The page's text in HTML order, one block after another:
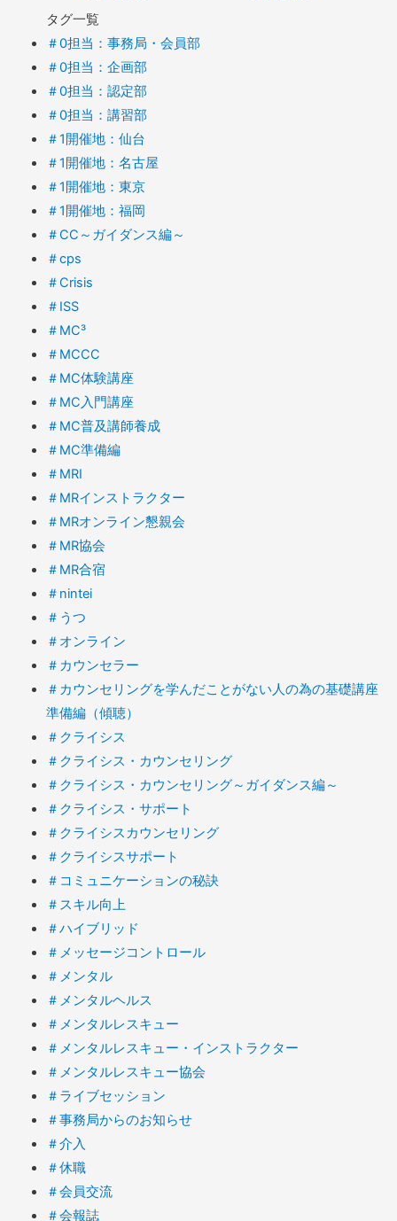
稿
ナ
ビ
ゲ
ー
シ
ョ
ン
タグ一覧
＃0担当：事務局・会員部
＃0担当：企画部
＃0担当：認定部
＃0担当：講習部
＃1開催地：仙台
＃1開催地：名古屋
＃1開催地：東京
＃1開催地：福岡
＃CC～ガイダンス編～
＃cps
＃Crisis
＃ISS
＃MC³
＃MCCC
＃MC体験講座
＃MC入門講座
＃MC普及講師養成
＃MC準備編
＃MRI
＃MRインストラクター
＃MRオンライン懇親会
＃MR協会
＃MR合宿
＃nintei
＃うつ
＃オンライン
＃カウンセラー
＃カウンセリングを学んだことがない人の為の基礎講座
準備編（傾聴）
＃クライシス
＃クライシス・カウンセリング
＃クライシス・カウンセリング～ガイダンス編～
＃クライシス・サポート
＃クライシスカウンセリング
＃クライシスサポート
＃コミュニケーションの秘訣
＃スキル向上
＃ハイブリッド
＃メッセージコントロール
＃メンタル
＃メンタルヘルス
＃メンタルレスキュー
＃メンタルレスキュー・インストラクター
＃メンタルレスキュー協会
＃ライブセッション
＃事務局からのお知らせ
＃介入
＃休職
＃会員交流
＃会報誌